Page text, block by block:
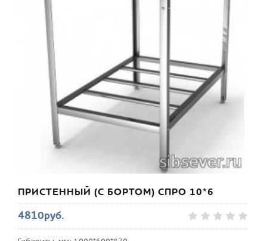
ПРИСТЕННЫЙ (С БОРТОМ) СПРО 10*6
4810руб.